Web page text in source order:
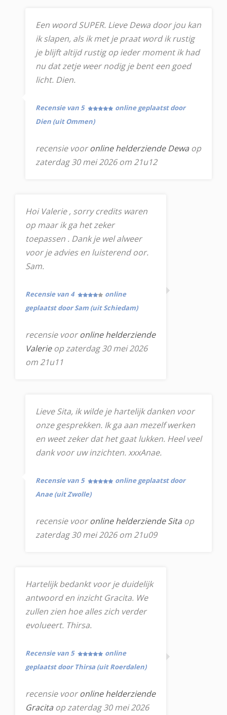
Een woord SUPER. Lieve Dewa door jou kan
ik slapen, als ik met je praat word ik rustig
je blijft altijd rustig op ieder moment ik had
nu dat zetje weer nodig je bent een goed
licht. Dien.
Recensie van 5
online geplaatst door
Dien (uit Ommen)
recensie vooronline helderziende Dewa op
zaterdag 30 mei 2026 om 21u12
Hoi Valerie , sorry credits waren
op maar ik ga het zeker
toepassen . Dank je wel alweer
voor je advies en luisterend oor.
Sam.
Recensie van 4
online
geplaatst door Sam (uit Schiedam)
recensie vooronline helderziende
Valerieop zaterdag 30 mei 2026
om 21u11
Lieve Sita, ik wilde je hartelijk danken voor
onze gesprekken. Ik ga aan mezelf werken
en weet zeker dat het gaat lukken. Heel veel
dank voor uw inzichten. xxxAnae.
Recensie van 5
online geplaatst door
Anae (uit Zwolle)
recensie vooronline helderziende Sita op
zaterdag 30 mei 2026 om 21u09
Hartelijk bedankt voor je duidelijk
antwoord en inzicht Gracita. We
zullen zien hoe alles zich verder
evolueert. Thirsa.
Recensie van 5
online
geplaatst door Thirsa (uit Roerdalen)
recensie vooronline helderziende
Gracita op zaterdag 30 mei 2026